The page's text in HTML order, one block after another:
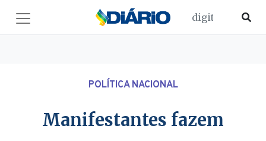
POLÍTICA NACIONAL
Manifestantes fazem